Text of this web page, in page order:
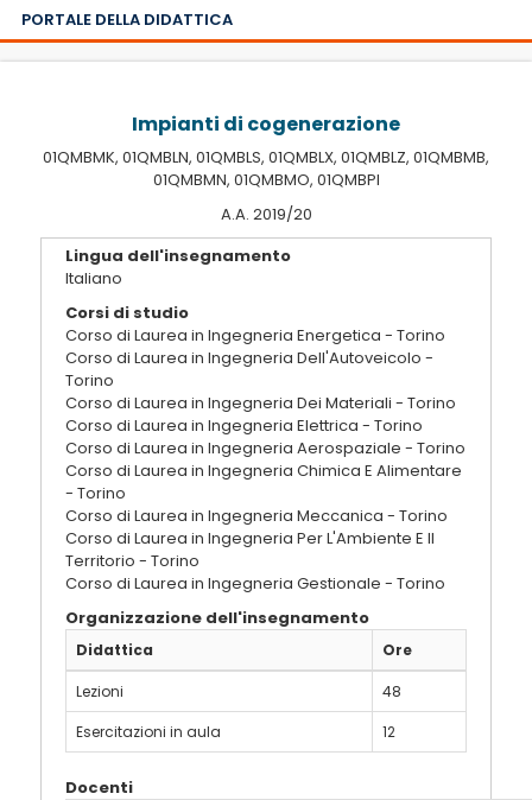
PORTALE DELLA DIDATTICA
Impianti di cogenerazione
01QMBMK, 01QMBLN, 01QMBLS, 01QMBLX, 01QMBLZ, 01QMBMB,
01QMBMN, 01QMBMO, 01QMBPI
A.A. 2019/20
Lingua dell'insegnamento
Italiano
Corsi di studio
Corso di Laurea in Ingegneria Energetica - Torino
Corso di Laurea in Ingegneria Dell'Autoveicolo -
Torino
Corso di Laurea in Ingegneria Dei Materiali - Torino
Corso di Laurea in Ingegneria Elettrica - Torino
Corso di Laurea in Ingegneria Aerospaziale - Torino
Corso di Laurea in Ingegneria Chimica E Alimentare
- Torino
Corso di Laurea in Ingegneria Meccanica - Torino
Corso di Laurea in Ingegneria Per L'Ambiente E Il
Territorio - Torino
Corso di Laurea in Ingegneria Gestionale - Torino
Organizzazione dell'insegnamento
Didattica Ore
Lezioni
48
Esercitazioni in aula
12
Docenti